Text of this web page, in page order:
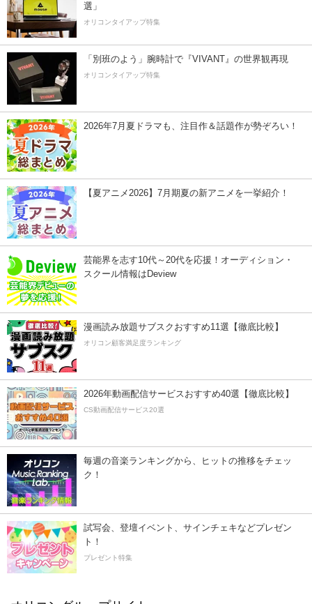
選」
オリコンタイアップ特集
「別班のよう」腕時計で『VIVANT』の世界観再現
オリコンタイアップ特集
2026年7月夏ドラマも、注目作＆話題作が勢ぞろい！
【夏アニメ2026】7月期夏の新アニメを一挙紹介！
芸能界を志す10代～20代を応援！オーディション・
スクール情報はDeview
漫画読み放題サブスクおすすめ11選【徹底比較】
オリコン顧客満足度ランキング
2026年動画配信サービスおすすめ40選【徹底比較】
CS動画配信サービス20選
毎週の音楽ランキングから、ヒットの推移をチェッ
ク！
試写会、登壇イベント、サインチェキなどプレゼン
ト！
プレゼント特集